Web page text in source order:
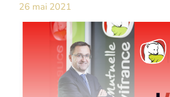
26 mai 2021